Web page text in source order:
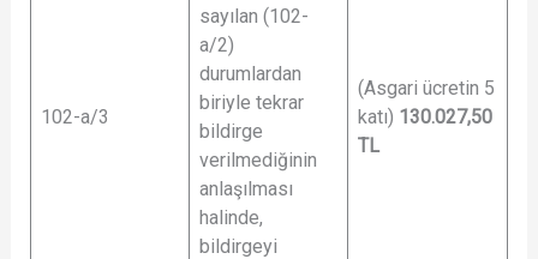
102-a/3
sayılan (102-
a/2)
durumlardan
biriyle tekrar
bildirge
verilmediğinin
anlaşılması
halinde,
bildirgeyi
(Asgari ücretin 5
katı) 130.027,50
TL